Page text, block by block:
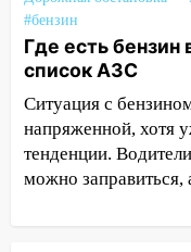
означают
заливать
современные
06:30 Какая
области днем
05:05 День,
измениться:
три знака
#бензин
Где есть бензин
список АЗС
Ситуация с
напряженной, хотя
тенденции.
можно заправиться,